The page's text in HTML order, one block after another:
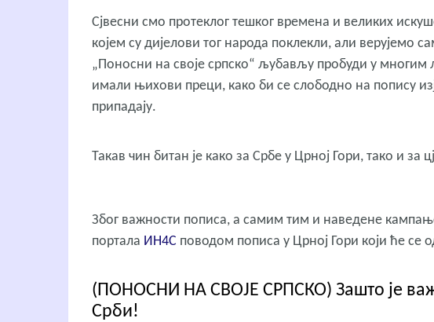
Сјвесни смо протеклог тешког времена и великих
којем су дијелови тог народа поклекли, али верујемо
„Поносни на своје српско“ љубављу пробуди у многим
имали њихови преци, како би се слободно на попису
припадају.
Такав чин битан је како за Србе у Црној Гори, тако и за
Због важности пописа, а самим тим и наведене
портала ИН4С поводом пописа у Црној Гори који ће се
(ПОНОСНИ НА СВОЈЕ СРПСКО) Зашто је
Срби!